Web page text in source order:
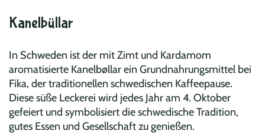
Kanelbüllar
In Schweden ist der mit Zimt und Kardamom
aromatisierte Kanelbøllar ein Grundnahrungsmittel bei
Fika, der traditionellen schwedischen Kaffeepause.
Diese süße Leckerei wird jedes Jahr am 4. Oktober
gefeiert und symbolisiert die schwedische Tradition,
gutes Essen und Gesellschaft zu genießen.